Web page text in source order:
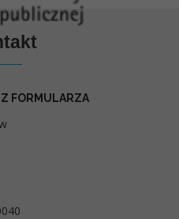
FORMULARZA